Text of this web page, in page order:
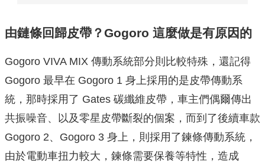
由鏈條回歸皮帶？Gogoro 這麼做是有原因的
Gogoro VIVA MIX 傳動系統部分則比較特殊，還記得
Gogoro 最早在 Gogoro 1 身上採用的是皮帶傳動系
統，那時採用了 Gates 碳纖維皮帶，車主們偶爾傳出
共振噪音、以及零星皮帶斷裂的個案，而到了後續車款
Gogoro 2、Gogoro 3 身上，則採用了鍊條傳動系統，
由於電動車扭力較大，鍊條需要保養等特性，造成